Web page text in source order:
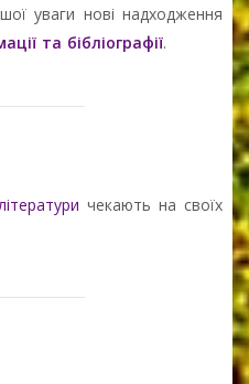
уваги нові надходження
та бібліографії.
чекають на своїх